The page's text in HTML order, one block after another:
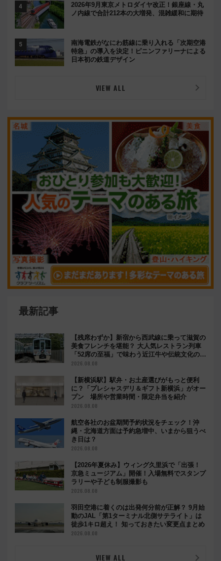
2026年9月東京メトロダイヤ改正！銀座線・丸
ノ内線で合計212本の大増発、混雑緩和に期待
南海電鉄がなにわ筋線に乗り入れる「次期空港
特急」の導入を決定！ピニンファリーナによる
日本初の鉄道デザイン
VIEW ALL
最新記事
【残席わずか】新宿から西武線に乗って滋賀の
美食フレンチを堪能？ 大人気レストラン列車
「52席の至福」で味わう近江牛や伝統文化の特
別コラボ
2026.08.08
【新横浜駅】駅弁・お土産選びがもっと便利
に？「プレシャスデリ＆ギフト新横浜」がオー
プン 場所や営業時間・限定弁当を紹介
2026.08.08
航空各社のお盆期間予約状況をチェック！沖
縄・北海道方面は予約急増中、いまから狙うべ
き日は？
2026.08.08
【2026年夏休み】ウィング久里浜で「出張！
京急ミュージアム」開催！入場無料でスタンプ
ラリーや子ども制服撮影も
2026.08.08
羽田空港に着くのは出発何分前が正解？ 9月始
動のJAL「第1ターミナル北側サテライト」は
徒歩1キロ超え！ 知っておきたい変更点まとめ
2026.08.08
VIEW ALL